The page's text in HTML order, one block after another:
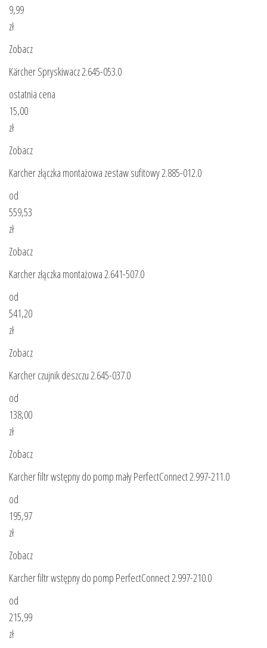
9,99
zł
Zobacz
Kärcher Spryskiwacz 2.645-053.0
ostatnia cena
15,00
zł
Zobacz
Karcher złączka montażowa zestaw sufitowy 2.885-012.0
od
559,53
zł
Zobacz
Karcher złączka montażowa 2.641-507.0
od
541,20
zł
Zobacz
Karcher czujnik deszczu 2.645-037.0
od
138,00
zł
Zobacz
Karcher filtr wstępny do pomp mały PerfectConnect 2.997-211.0
od
195,97
zł
Zobacz
Karcher filtr wstępny do pomp PerfectConnect 2.997-210.0
od
215,99
zł